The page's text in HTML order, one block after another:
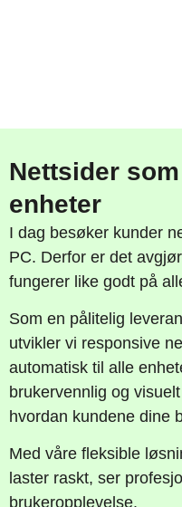
Nettsider
enheter
I dag besøker kunder
PC. Derfor er det
fungerer like godt på
Som en pålitelig
utvikler vi responsive
automatisk til alle
brukervennlig og
hvordan kundene dine
Med våre fleksible
laster raskt, ser
brukeropplevelse.